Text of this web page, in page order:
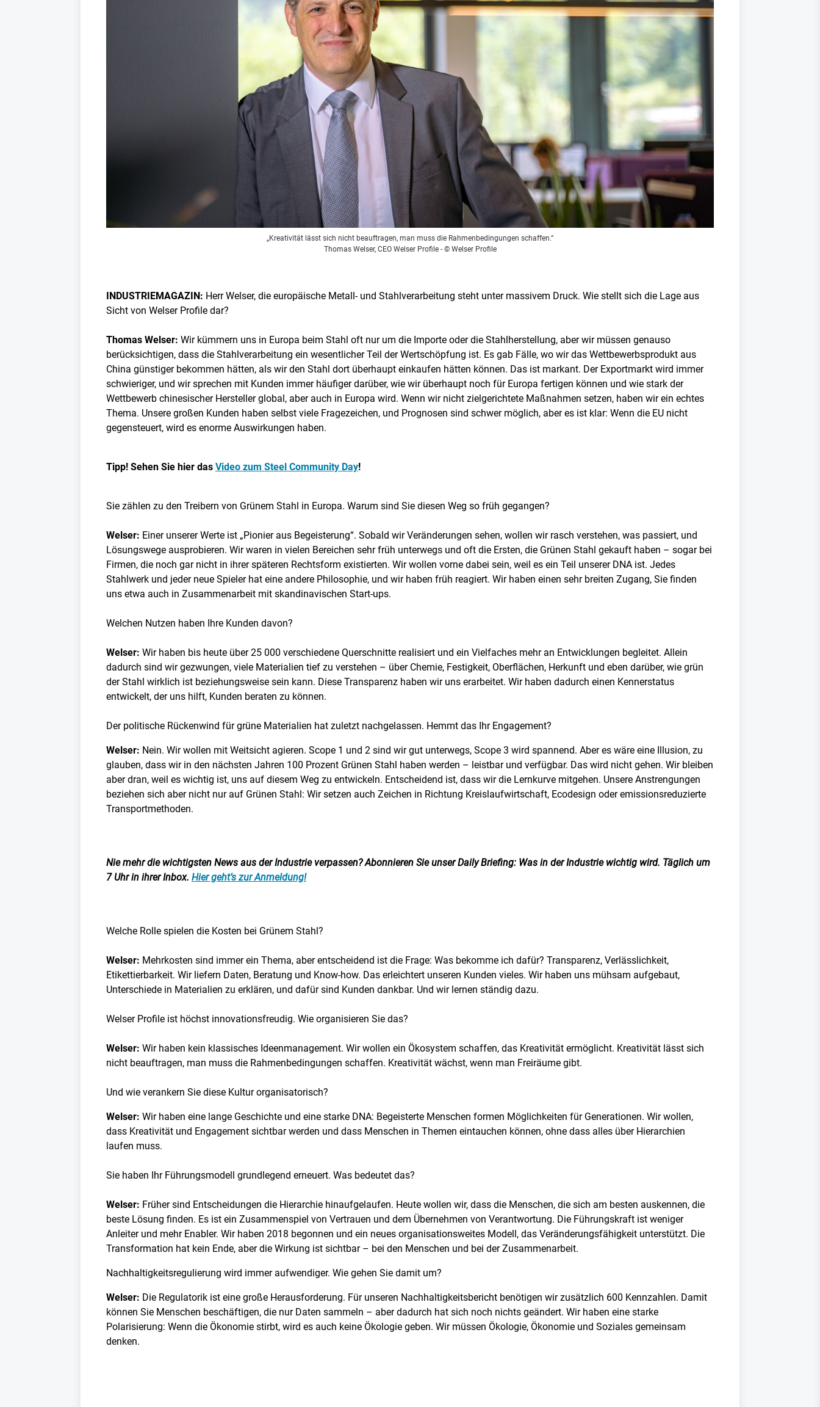
„Kreativität lässt sich nicht beauftragen, man muss die Rahmenbedingungen schaffen.“
Thomas Welser, CEO Welser Profile- © Welser Profile
INDUSTRIEMAGAZIN: Herr Welser, die europäische Metall- und Stahlverarbeitung steht unter massivem Druck. Wie stellt sich die Lage aus
Sicht von Welser Profile dar?
Thomas Welser: Wir kümmern uns in Europa beim Stahl oft nur um die Importe oder die Stahlherstellung, aber wir müssen genauso
berücksichtigen, dass die Stahlverarbeitung ein wesentlicher Teil der Wertschöpfung ist. Es gab Fälle, wo wir das Wettbewerbsprodukt aus
China günstiger bekommen hätten, als wir den Stahl dort überhaupt einkaufen hätten können. Das ist markant. Der Exportmarkt wird immer
schwieriger, und wir sprechen mit Kunden immer häufiger darüber, wie wir überhaupt noch für Europa fertigen können und wie stark der
Wettbewerb chinesischer Hersteller global, aber auch in Europa wird. Wenn wir nicht zielgerichtete Maßnahmen setzen, haben wir ein echtes
Thema. Unsere großen Kunden haben selbst viele Fragezeichen, und Prognosen sind schwer möglich, aber es ist klar: Wenn die EU nicht
gegensteuert, wird es enorme Auswirkungen haben.
Tipp! Sehen Sie hier das Video zum Steel Community Day!
Sie zählen zu den Treibern von Grünem Stahl in Europa. Warum sind Sie diesen Weg so früh gegangen?
Welser: Einer unserer Werte ist „Pionier aus Begeisterung“. Sobald wir Veränderungen sehen, wollen wir rasch verstehen, was passiert, und
Lösungswege ausprobieren. Wir waren in vielen Bereichen sehr früh unterwegs und oft die Ersten, die Grünen Stahl gekauft haben – sogar bei
Firmen, die noch gar nicht in ihrer späteren Rechtsform existierten. Wir wollen vorne dabei sein, weil es ein Teil unserer DNA ist. Jedes
Stahlwerk und jeder neue Spieler hat eine andere Philosophie, und wir haben früh reagiert. Wir haben einen sehr breiten Zugang, Sie finden
uns etwa auch in Zusammenarbeit mit skandinavischen Start-ups.
Welchen Nutzen haben Ihre Kunden davon?
Welser: Wir haben bis heute über 25 000 verschiedene Querschnitte realisiert und ein Vielfaches mehr an Entwicklungen begleitet. Allein
dadurch sind wir gezwungen, viele Materialien tief zu verstehen – über Chemie, Festigkeit, Oberflächen, Herkunft und eben darüber, wie grün
der Stahl wirklich ist beziehungsweise sein kann. Diese Transparenz haben wir uns erarbeitet. Wir haben dadurch einen Kennerstatus
entwickelt, der uns hilft, Kunden beraten zu können.
Der politische Rückenwind für grüne Materialien hat zuletzt nachgelassen. Hemmt das Ihr Engagement?
Welser: Nein. Wir wollen mit Weitsicht agieren. Scope 1 und 2 sind wir gut unterwegs, Scope 3 wird spannend. Aber es wäre eine Illusion, zu
glauben, dass wir in den nächsten Jahren 100 Prozent Grünen Stahl haben werden – leistbar und verfügbar. Das wird nicht gehen. Wir bleiben
aber dran, weil es wichtig ist, uns auf diesem Weg zu entwickeln. Entscheidend ist, dass wir die Lernkurve mitgehen. Unsere Anstrengungen
beziehen sich aber nicht nur auf Grünen Stahl: Wir setzen auch Zeichen in Richtung Kreislaufwirtschaft, Ecodesign oder emissionsreduzierte
Transportmethoden.
Nie mehr die wichtigsten News aus der Industrie verpassen? Abonnieren Sie unser Daily Briefing: Was in der Industrie wichtig wird. Täglich um
7 Uhr in ihrer Inbox. Hier geht’s zur Anmeldung!
Welche Rolle spielen die Kosten bei Grünem Stahl?
Welser: Mehrkosten sind immer ein Thema, aber entscheidend ist die Frage: Was bekomme ich dafür? Transparenz, Verlässlichkeit,
Etikettierbarkeit. Wir liefern Daten, Beratung und Know-how. Das erleichtert unseren Kunden vieles. Wir haben uns mühsam aufgebaut,
Unterschiede in Materialien zu erklären, und dafür sind Kunden dankbar. Und wir lernen ständig dazu.
Welser Profile ist höchst innovationsfreudig. Wie organisieren Sie das?
Welser: Wir haben kein klassisches Ideenmanagement. Wir wollen ein Ökosystem schaffen, das Kreativität ermöglicht. Kreativität lässt sich
nicht beauftragen, man muss die Rahmenbedingungen schaffen. Kreativität wächst, wenn man Freiräume gibt.
Und wie verankern Sie diese Kultur organisatorisch?
Welser: Wir haben eine lange Geschichte und eine starke DNA: Begeisterte Menschen formen Möglichkeiten für Generationen. Wir wollen,
dass Kreativität und Engagement sichtbar werden und dass Menschen in Themen eintauchen können, ohne dass alles über Hierarchien
laufen muss.
Sie haben Ihr Führungsmodell grundlegend erneuert. Was bedeutet das?
Welser: Früher sind Entscheidungen die Hierarchie hinaufgelaufen. Heute wollen wir, dass die Menschen, die sich am besten auskennen, die
beste Lösung finden. Es ist ein Zusammenspiel von Vertrauen und dem Übernehmen von Verantwortung. Die Führungskraft ist weniger
Anleiter und mehr Enabler. Wir haben 2018 begonnen und ein neues organisationsweites Modell, das Veränderungsfähigkeit unterstützt. Die
Transformation hat kein Ende, aber die Wirkung ist sichtbar – bei den Menschen und bei der Zusammenarbeit.
Nachhaltigkeitsregulierung wird immer aufwendiger. Wie gehen Sie damit um?
Welser: Die Regulatorik ist eine große Herausforderung. Für unseren Nachhaltigkeitsbericht benötigen wir zusätzlich 600 Kennzahlen. Damit
können Sie Menschen beschäftigen, die nur Daten sammeln – aber dadurch hat sich noch nichts geändert. Wir haben eine starke
Polarisierung: Wenn die Ökonomie stirbt, wird es auch keine Ökologie geben. Wir müssen Ökologie, Ökonomie und Soziales gemeinsam
denken.